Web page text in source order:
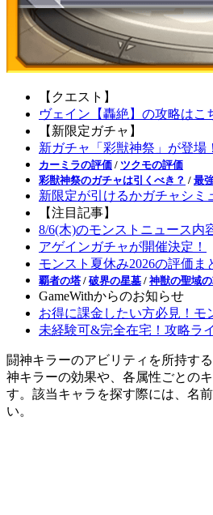
【クエスト】
ヴェイン【轟絶】の攻略はこ
【新限定ガチャ】
新ガチャ「彩獣神祭」が登場！
カーミラの評価 / ツクモの評価
彩獣神祭のガチャは引くべき？ / 最
新限定が引けるかガチャシミ
【注目記事】
8/6(木)のモンストニュース内
アゲインガチャが開催決定！
モンスト夏休み2026の評価ま
覇者の塔 / 破界の星墓 / 神獣の聖域
GameWithからのお知らせ
お得に課金したい方必見！モ
未経験可&完全在宅！攻略ラ
闘神キラーのアビリティを所持す
神キラーの効果や、各属性ごとの
す。該当キャラを探す際には、名
い。